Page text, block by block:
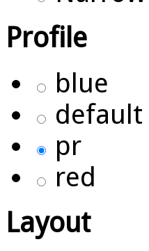
Profile
blue
default
pr
red
Layout